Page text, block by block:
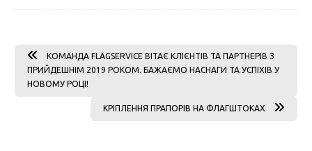
КОМАНДА FLAGSERVICE ВІТАЄ КЛІЄНТІВ ТА ПАРТНЕРІВ З
ПРИЙДЕШНІМ 2019 РОКОМ. БАЖАЄМО НАСНАГИ ТА УСПІХІВ У
НОВОМУ РОЦІ!
КРІПЛЕННЯ ПРАПОРІВ НА ФЛАГШТОКАХ